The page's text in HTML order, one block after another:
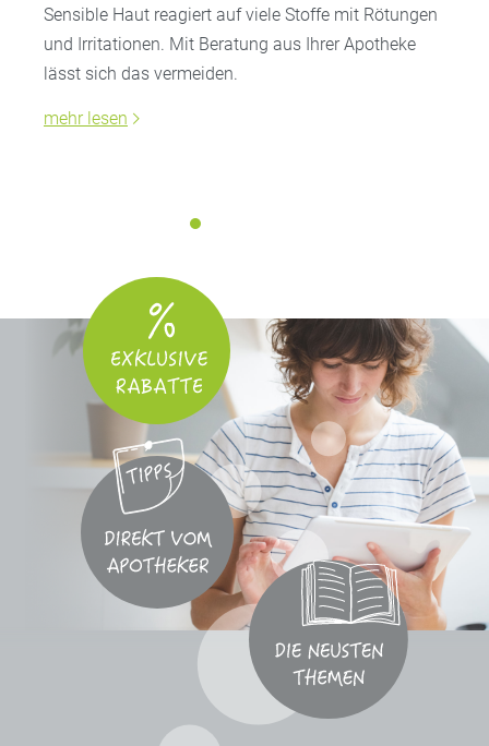
Sensible Haut reagiert auf viele Stoffe mit Rötungen
und Irritationen. Mit Beratung aus Ihrer Apotheke
lässt sich das vermeiden.
mehr lesen